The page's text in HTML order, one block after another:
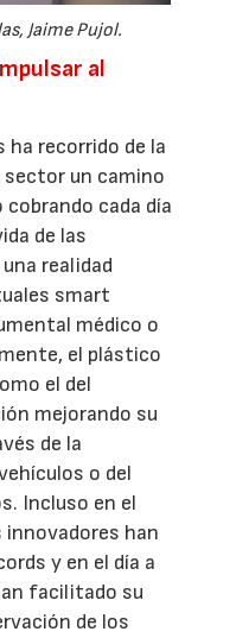
Jaime Pujol.
al
ha recorrido de la
sector un camino
cada día
de las
realidad
smart
médico o
el plástico
el del
mejorando su
de la
o del
Incluso en el
han
y en el día a
facilitado su
de los